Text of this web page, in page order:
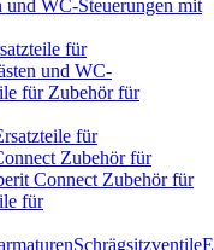
und WC-Steuerungen mit
für
und WC-
für Zubehör für
für
Zubehör für
Connect Zubehör für
für
Schrägsitzventile